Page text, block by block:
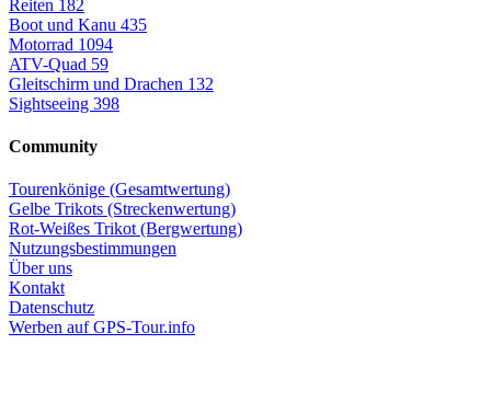
Reiten 182
Boot und Kanu 435
Motorrad 1094
ATV-Quad 59
Gleitschirm und Drachen 132
Sightseeing 398
Community
Tourenkönige (Gesamtwertung)
Gelbe Trikots (Streckenwertung)
Rot-Weißes Trikot (Bergwertung)
Nutzungsbestimmungen
Über uns
Kontakt
Datenschutz
Werben auf GPS-Tour.info